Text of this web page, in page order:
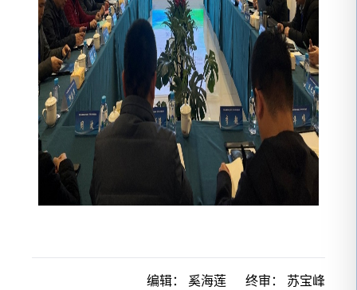
编辑： 奚海莲 终审： 苏宝峰